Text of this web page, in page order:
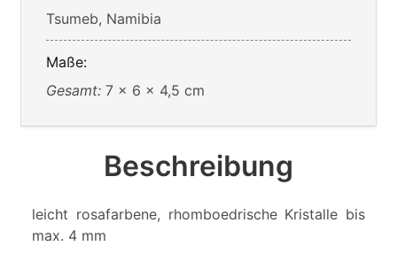
Tsumeb, Namibia
Maße:
Gesamt: 7 x 6 x 4,5 cm
Beschreibung
leicht rosafarbene, rhomboedrische Kristalle bis
max. 4 mm